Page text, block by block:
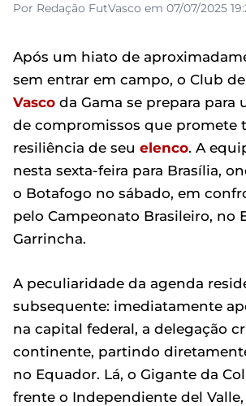
Por Redação FutVasco em 07/07/2025
Após um hiato de
sem entrar em campo, o Club
Vasco da Gama se prepara para
de compromissos que promete
resiliência de seu elenco. A
nesta sexta-feira para Brasília,
o Botafogo no sábado, em
pelo Campeonato Brasileiro, no
Garrincha.
A peculiaridade da agenda
subsequente: imediatamente
na capital federal, a delegação
continente, partindo
no Equador. Lá, o Gigante da
frente o Independiente del